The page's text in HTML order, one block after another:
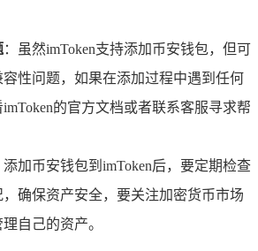
：虽然imToken支持添加币安钱包，但可
性问题，如果在添加过程中遇到任何
的官方文档或者联系客服寻求帮
添加币安钱包到imToken后，要定期检查
确保资产安全，要关注加密货币市场
自己的资产。